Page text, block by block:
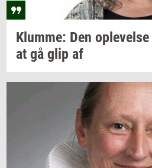
Klum­me: Den op­le­vel­se
at gå glip af